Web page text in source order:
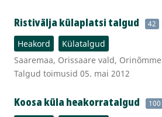
Ristivälja külaplatsi talgud 42
Heakord
Külatalgud
Saaremaa, Orissaare vald, Orinõmme
Talgud toimusid 05. mai 2012
Koosa küla heakorratalgud 100